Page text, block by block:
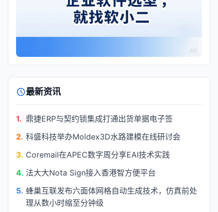
AD
最新资讯
1. 鼎捷ERP与契约锁集成打通出货单据电子签
2. 科盛科技举办Moldex3D水路建模在线研讨会
3. Coremail在APEC数字周分享EAI技术实践
4. 法大大Nota Sign接入香港智方便平台
5. 蜂巢互联发布六面体网格自动生成技术，仿真前处
理从数小时缩至分钟级